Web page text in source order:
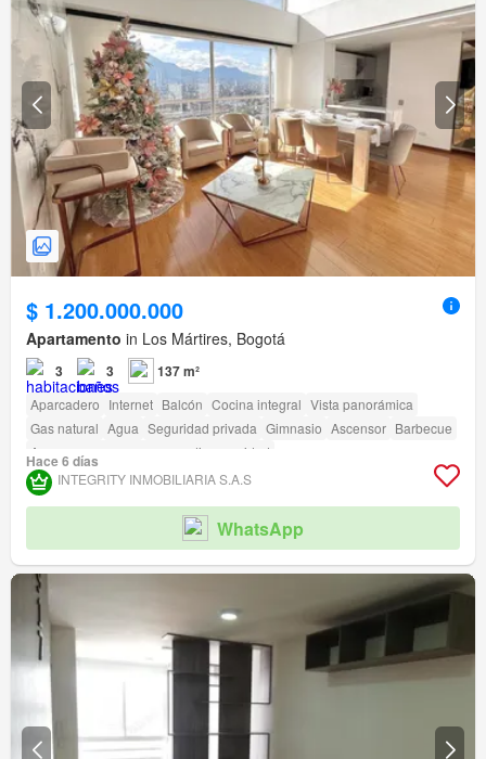
$ 1.200.000.000
Apartamento in Los Mártires, Bogotá
3 3 137 m²
Aparcadero Internet Balcón Cocina integral Vista panorámica
Gas natural Agua Seguridad privada Gimnasio Ascensor Barbecue
Acceso para personas con discapacidad
Hace 6 días
INTEGRITY INMOBILIARIA S.A.S
WhatsApp